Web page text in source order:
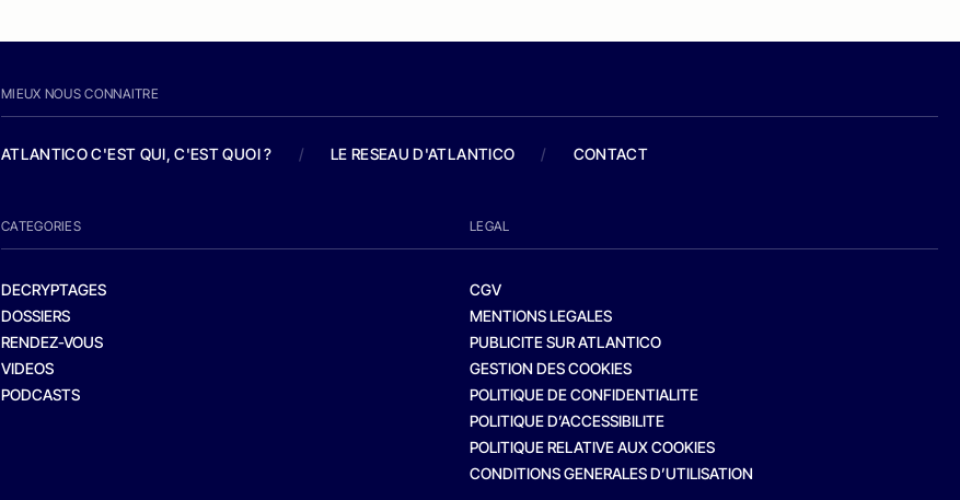
MIEUX NOUS CONNAITRE
ATLANTICO C'EST QUI, C'EST QUOI ? / LE RESEAU D'ATLANTICO / CONTACT
CATEGORIES
DECRYPTAGES
DOSSIERS
RENDEZ-VOUS
VIDEOS
PODCASTS
LEGAL
CGV
MENTIONS LEGALES
PUBLICITE SUR ATLANTICO
GESTION DES COOKIES
POLITIQUE DE CONFIDENTIALITE
POLITIQUE D’ACCESSIBILITE
POLITIQUE RELATIVE AUX COOKIES
CONDITIONS GENERALES D’UTILISATION